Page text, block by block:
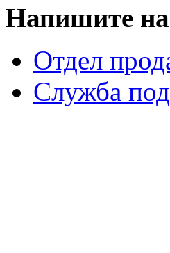
Напишите
Отдел
Служба